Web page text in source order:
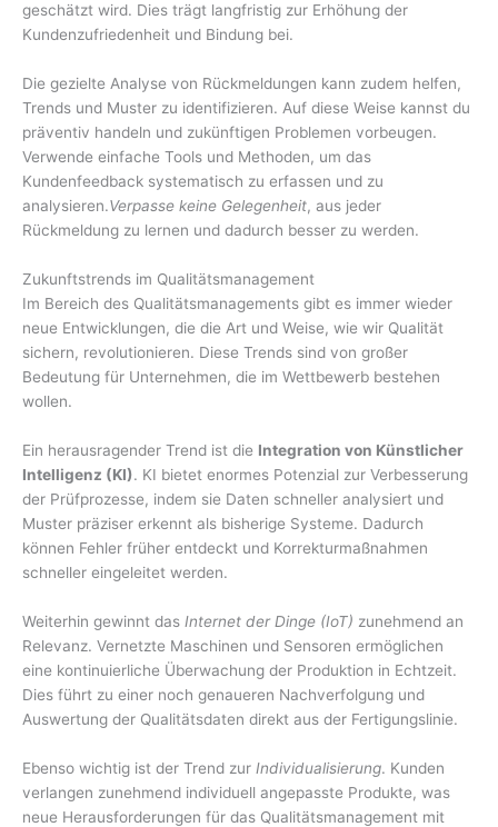
geschätzt wird. Dies trägt langfristig zur Erhöhung der
Kundenzufriedenheit und Bindung bei.
Die gezielte Analyse von Rückmeldungen kann zudem helfen,
Trends und Muster zu identifizieren. Auf diese Weise kannst du
präventiv handeln und zukünftigen Problemen vorbeugen.
Verwende einfache Tools und Methoden, um das
Kundenfeedback systematisch zu erfassen und zu
analysieren.Verpasse keine Gelegenheit, aus jeder
Rückmeldung zu lernen und dadurch besser zu werden.
Zukunftstrends im Qualitätsmanagement
Im Bereich des Qualitätsmanagements gibt es immer wieder
neue Entwicklungen, die die Art und Weise, wie wir Qualität
sichern, revolutionieren. Diese Trends sind von großer
Bedeutung für Unternehmen, die im Wettbewerb bestehen
wollen.
Ein herausragender Trend ist die Integration von Künstlicher
Intelligenz (KI). KI bietet enormes Potenzial zur Verbesserung
der Prüfprozesse, indem sie Daten schneller analysiert und
Muster präziser erkennt als bisherige Systeme. Dadurch
können Fehler früher entdeckt und Korrekturmaßnahmen
schneller eingeleitet werden.
Weiterhin gewinnt das Internet der Dinge (IoT) zunehmend an
Relevanz. Vernetzte Maschinen und Sensoren ermöglichen
eine kontinuierliche Überwachung der Produktion in Echtzeit.
Dies führt zu einer noch genaueren Nachverfolgung und
Auswertung der Qualitätsdaten direkt aus der Fertigungslinie.
Ebenso wichtig ist der Trend zur Individualisierung. Kunden
verlangen zunehmend individuell angepasste Produkte, was
neue Herausforderungen für das Qualitätsmanagement mit